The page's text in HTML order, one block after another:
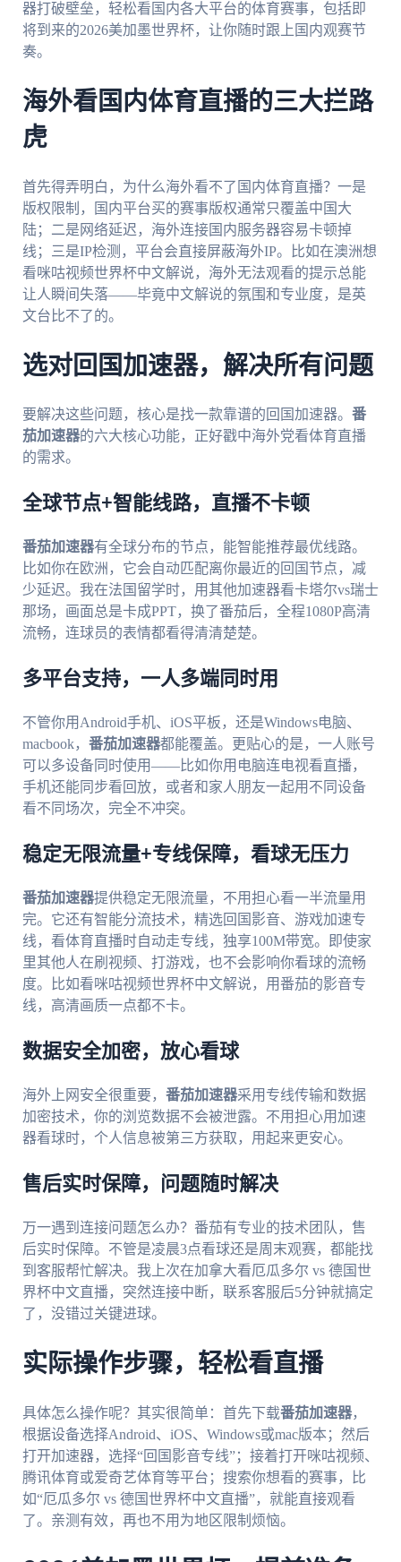
器打破壁垒，轻松看国内各大平台的体育赛事，包括即
将到来的2026美加墨世界杯，让你随时跟上国内观赛节
奏。
海外看国内体育直播的三大拦路
虎
首先得弄明白，为什么海外看不了国内体育直播？一是
版权限制，国内平台买的赛事版权通常只覆盖中国大
陆；二是网络延迟，海外连接国内服务器容易卡顿掉
线；三是IP检测，平台会直接屏蔽海外IP。比如在澳洲想
看咪咕视频世界杯中文解说，海外无法观看的提示总能
让人瞬间失落——毕竟中文解说的氛围和专业度，是英
文台比不了的。
选对回国加速器，解决所有问题
要解决这些问题，核心是找一款靠谱的回国加速器。 番
茄加速器的六大核心功能，正好戳中海外党看体育直播
的需求。
全球节点+智能线路，直播不卡顿
番茄加速器有全球分布的节点，能智能推荐最优线路。
比如你在欧洲，它会自动匹配离你最近的回国节点，减
少延迟。我在法国留学时，用其他加速器看卡塔尔vs瑞士
那场，画面总是卡成PPT，换了番茄后，全程1080P高清
流畅，连球员的表情都看得清清楚楚。
多平台支持，一人多端同时用
不管你用Android手机、iOS平板，还是Windows电脑、
macbook， 番茄加速器都能覆盖。更贴心的是，一人账号
可以多设备同时使用——比如你用电脑连电视看直播，
手机还能同步看回放，或者和家人朋友一起用不同设备
看不同场次，完全不冲突。
稳定无限流量+专线保障，看球无压力
番茄加速器提供稳定无限流量，不用担心看一半流量用
完。它还有智能分流技术，精选回国影音、游戏加速专
线，看体育直播时自动走专线，独享100M带宽。即使家
里其他人在刷视频、打游戏，也不会影响你看球的流畅
度。比如看咪咕视频世界杯中文解说，用番茄的影音专
线，高清画质一点都不卡。
数据安全加密，放心看球
海外上网安全很重要， 番茄加速器采用专线传输和数据
加密技术，你的浏览数据不会被泄露。不用担心用加速
器看球时，个人信息被第三方获取，用起来更安心。
售后实时保障，问题随时解决
万一遇到连接问题怎么办？番茄有专业的技术团队，售
后实时保障。不管是凌晨3点看球还是周末观赛，都能找
到客服帮忙解决。我上次在加拿大看厄瓜多尔 vs 德国世
界杯中文直播，突然连接中断，联系客服后5分钟就搞定
了，没错过关键进球。
实际操作步骤，轻松看直播
具体怎么操作呢？其实很简单：首先下载番茄加速器，
根据设备选择Android、iOS、Windows或mac版本；然后
打开加速器，选择“回国影音专线”；接着打开咪咕视频、
腾讯体育或爱奇艺体育等平台；搜索你想看的赛事，比
如“厄瓜多尔 vs 德国世界杯中文直播”，就能直接观看
了。亲测有效，再也不用为地区限制烦恼。